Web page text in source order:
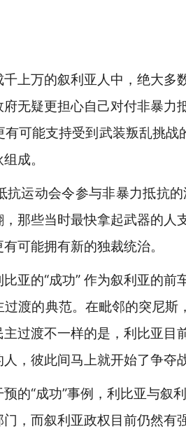
万的叙利亚人中，绝大多
无疑更担心自己对付非暴
可能支持受到武装叛乱挑
成。
动会令参与非暴力抵抗的
那些当时最快拿起武器的
可能拥有新的独裁统治。
的“成功” 作为叙利亚的前
渡的典范。在毗邻的突尼
过渡不一样的是，利比亚
，彼此间马上就开始了争夺战
“成功”事例，利比亚与叙
，而叙利亚政权目前仍然有